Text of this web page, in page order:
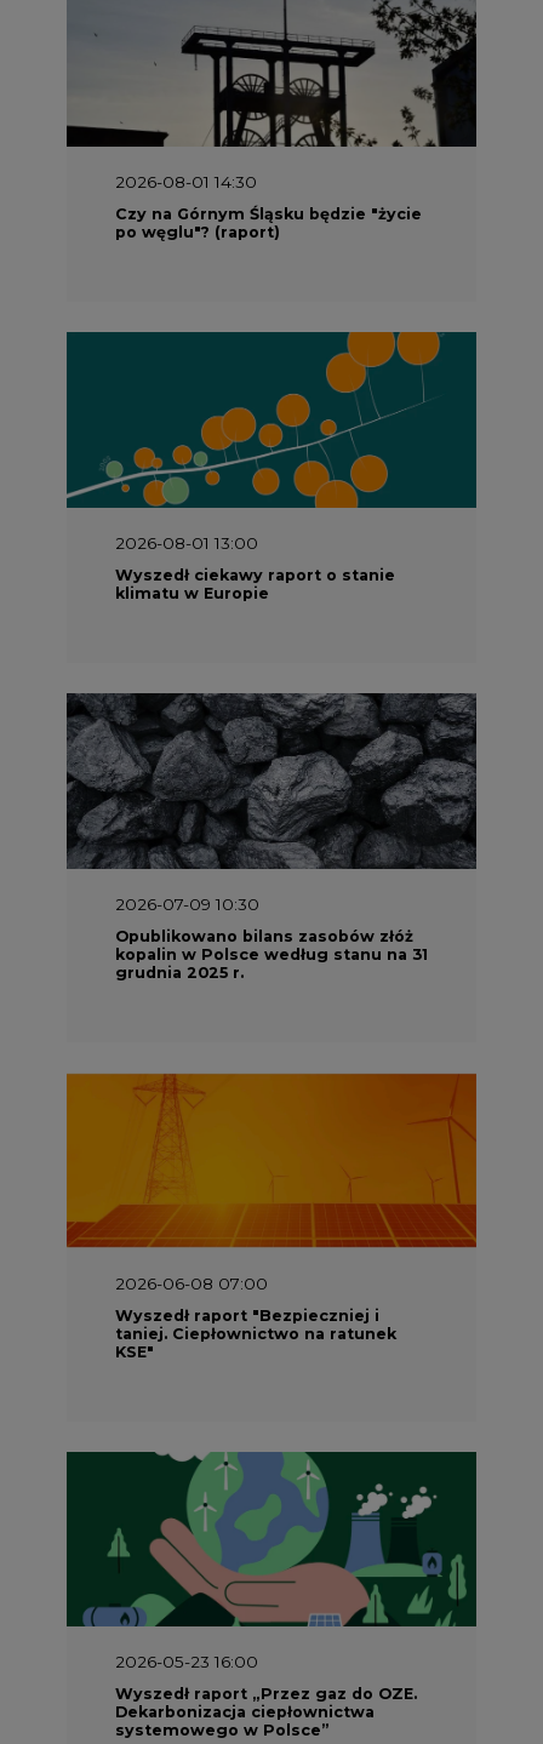
2026-08-01 14:30
Czy na Górnym Śląsku będzie "życie
po węglu"? (raport)
2026-08-01 13:00
Wyszedł ciekawy raport o stanie
klimatu w Europie
2026-07-09 10:30
Opublikowano bilans zasobów złóż
kopalin w Polsce według stanu na 31
grudnia 2025 r.
2026-06-08 07:00
Wyszedł raport "Bezpieczniej i
taniej. Ciepłownictwo na ratunek
KSE"
2026-05-23 16:00
Wyszedł raport „Przez gaz do OZE.
Dekarbonizacja ciepłownictwa
systemowego w Polsce”